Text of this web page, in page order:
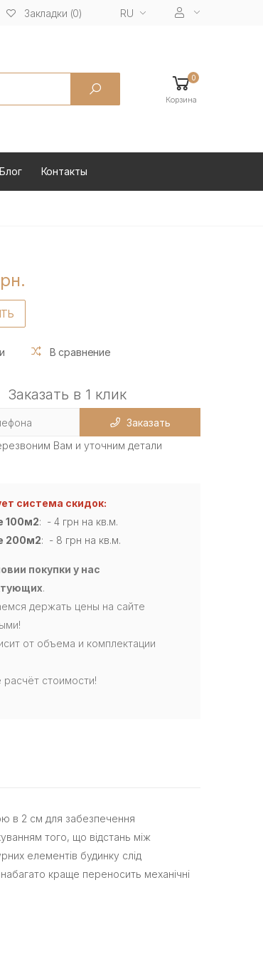
Закладки (0) RU
0
Корзина
Блог Контакты
В сравнение
Заказать в 1 клик
Заказать
Вам и уточним детали
система скидок:
100м2: - 4 грн на кв.м.
200м2: - 8 грн на кв.м.
покупки у нас
.
держать цены на сайте
от объема и комплектации
расчёт стоимости!
в 2 см для забезпечення
того, що відстань між
елементів будинку слід
краще переносить механічні